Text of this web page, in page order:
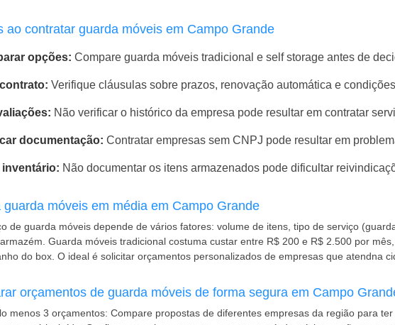
ao contratar guarda móveis em Campo Grande
opções: Compare guarda móveis tradicional e self storage antes de
Verifique cláusulas sobre prazos, renovação automática e
Não verificar o histórico da empresa pode resultar em contratar
documentação: Contratar empresas sem CNPJ pode resultar em
inventário: Não documentar os itens armazenados pode dificultar
guarda móveis em média em Campo Grande
de guarda móveis depende de vários fatores: volume de itens, tipo de serviço
Guarda móveis tradicional costuma custar entre R$ 200 e R$ 2.500 por
do box. O ideal é solicitar orçamentos personalizados de empresas que atendna
orçamentos de guarda móveis de forma segura em Campo
menos 3 orçamentos: Compare propostas de diferentes empresas da região para